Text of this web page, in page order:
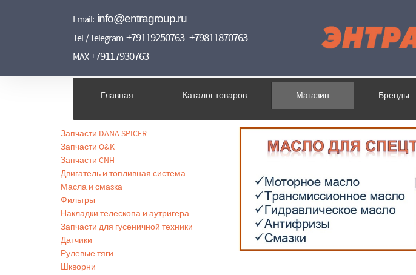
Email: info@entragroup.ru
Tel / Telegram +79119250763 +79811870763
MAX+79117930763
Главная Каталог товаров Магазин Бренды
Запчасти DANA SPICER
Запчасти O&K
Запчасти CNH
Двигатель и топливная система
Масла и смазка
Фильтры
Накладки телескопа и аутригера
Запчасти для гусеничной техники
Датчики
Рулевые тяги
Шкворни